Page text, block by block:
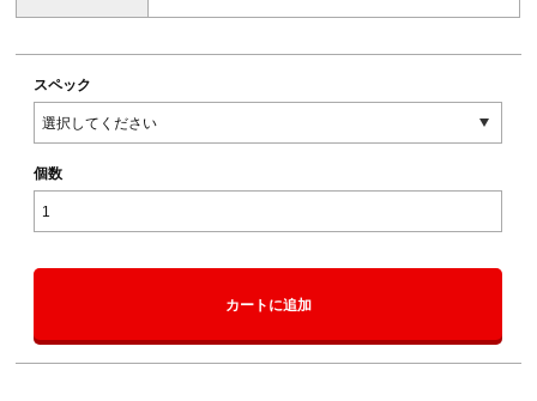
スペック
個数
カートに追加